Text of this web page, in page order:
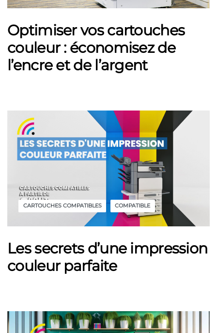
Optimiser vos cartouches
couleur : économisez de
l’encre et de l’argent
CARTOUCHES COMPATIBLES COMPATIBLE
Les secrets d’une impression
couleur parfaite